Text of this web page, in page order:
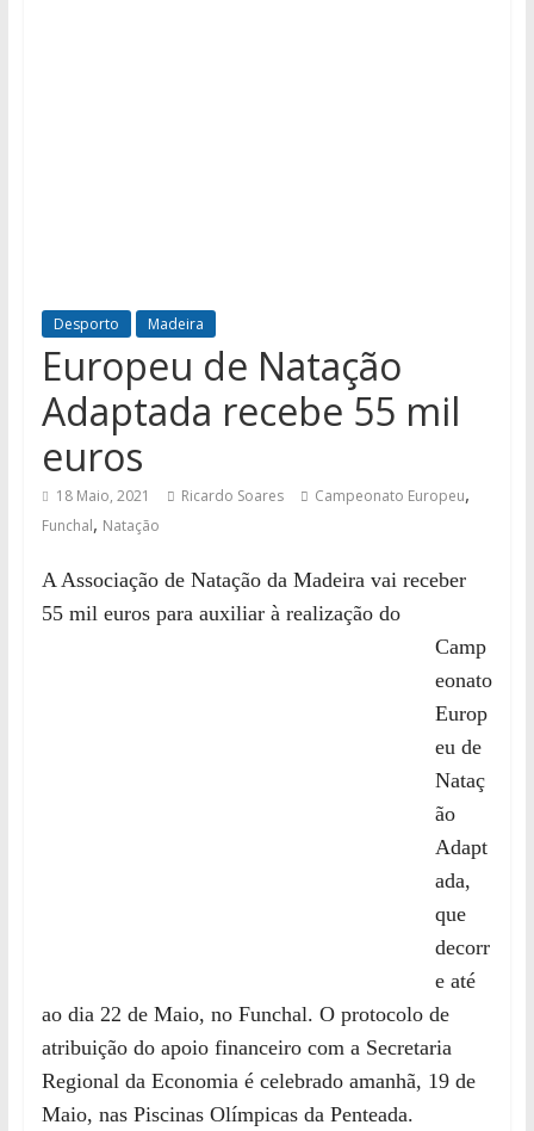
Desporto Madeira
Europeu de Natação
Adaptada recebe 55 mil
euros
18 Maio, 2021 Ricardo Soares Campeonato Europeu,
Funchal, Natação
A Associação de Natação da Madeira vai receber
55 mil euros para auxiliar àrealização do
Camp
eonato
Europ
eu de
Nataç
ão
Adapt
ada,
que
decorr
e até
ao dia 22 de Maio, no Funchal. O protocolo de
atribuição do apoio financeiro com a Secretaria
Regional da Economia é celebrado amanhã, 19 de
Maio, nas Piscinas Olímpicas da Penteada.